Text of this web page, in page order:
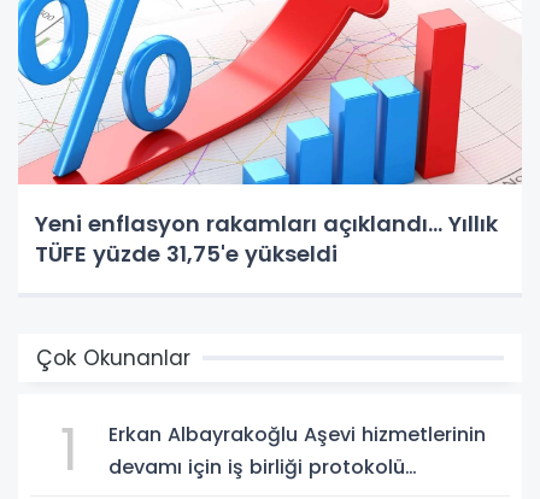
Yeni enflasyon rakamları açıklandı... Yıllık
TÜFE yüzde 31,75'e yükseldi
Çok Okunanlar
1
Erkan Albayrakoğlu Aşevi hizmetlerinin
devamı için iş birliği protokolü